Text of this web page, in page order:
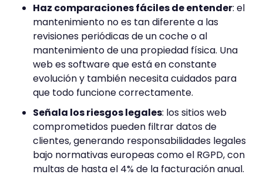
Haz comparaciones fáciles de entender: el
mantenimiento no es tan diferente a las
revisiones periódicas de un coche o al
mantenimiento de una propiedad física. Una
web es software que está en constante
evolución y también necesita cuidados para
que todo funcione correctamente.
Señala los riesgos legales: los sitios web
comprometidos pueden filtrar datos de
clientes, generando responsabilidades legales
bajo normativas europeas como el RGPD, con
multas de hasta el 4% de la facturación anual.